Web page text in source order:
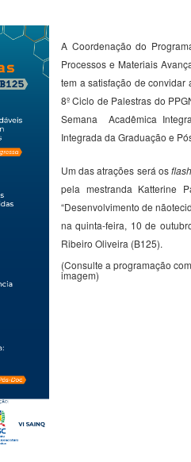
A Coordenação do
Processos e Materiais
tem a satisfação de
8º Ciclo de Palestras do
Semana Acadêmica
Integrada da Graduação e
Um das atrações será os
pela mestranda Katterine
“Desenvolvimento de
na quinta-feira, 10 de
Ribeiro Oliveira (B125).
(Consulte a programação
imagem)